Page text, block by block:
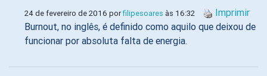
24 de fevereiro de 2016 porfilipesoares às 16:32
Imprimir
Burnout, no inglês, é definido como aquilo que deixou de
funcionar por absoluta falta de energia.